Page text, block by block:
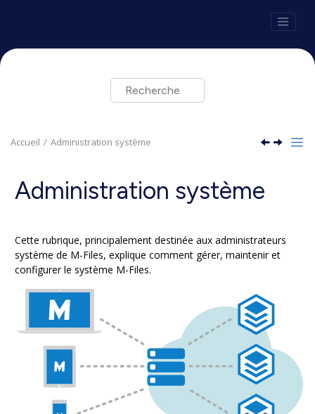
Accueil Administration système
Administration système
Cette rubrique, principalement destinée aux administrateurs
système de M-Files, explique comment gérer, maintenir et
configurer le système M-Files.